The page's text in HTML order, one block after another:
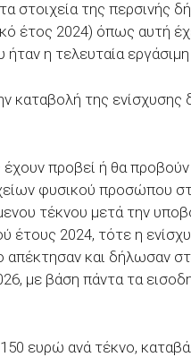
στοιχεία της περσινής
έτος 2024) όπως αυτή
ήταν η τελευταία
καταβολή της
προβεί ή θα προβούν
φυσικού προσώπου
τέκνου μετά την
έτους 2024, τότε η
και δήλωσαν
με βάση πάντα τα
ευρώ ανά τέκνο,